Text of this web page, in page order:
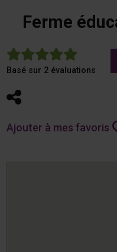
Ferme
5
Basé sur 2 évaluations
Partager
Ajouter à mes favoris